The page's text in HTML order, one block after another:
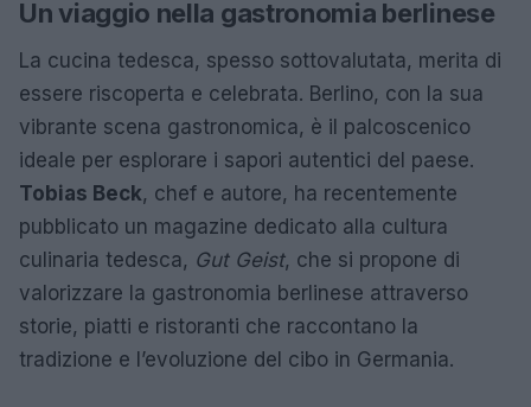
Un viaggio nella gastronomia berlinese
La cucina tedesca, spesso sottovalutata, merita di
essere riscoperta e celebrata. Berlino, con la sua
vibrante scena gastronomica, è il palcoscenico
ideale per esplorare i sapori autentici del paese.
Tobias Beck, chef e autore, ha recentemente
pubblicato un magazine dedicato alla cultura
culinaria tedesca, Gut Geist, che si propone di
valorizzare la gastronomia berlinese attraverso
storie, piatti e ristoranti che raccontano la
tradizione e l’evoluzione del cibo in Germania.